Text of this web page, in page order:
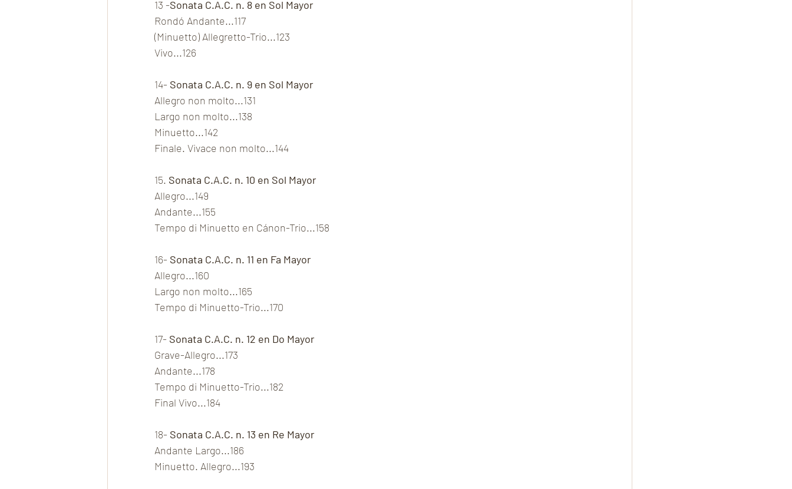
13 -Sonata C.A.C. n. 8 en Sol Mayor
Rondó Andante...117
(Minuetto) Allegretto-Trio...123
Vivo...126
14- Sonata C.A.C. n. 9 en Sol Mayor
Allegro non molto...131
Largo non molto...138
Minuetto...142
Finale. Vivace non molto...144
15. Sonata C.A.C. n. 10 en Sol Mayor
Allegro...149
Andante...155
Tempo di Minuetto en Cánon-Trio...158
16- Sonata C.A.C. n. 11 en Fa Mayor
Allegro...160
Largo non molto...165
Tempo di Minuetto-Trio...170
17- Sonata C.A.C. n. 12 en Do Mayor
Grave-Allegro...173
Andante...178
Tempo di Minuetto-Trio...182
Final Vivo...184
18- Sonata C.A.C. n. 13 en Re Mayor
Andante Largo...186
Minuetto. Allegro...193